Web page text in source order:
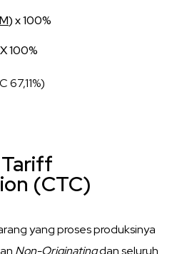
) x 100%
X 100%
67,11%)
(CTC)
yang proses produksinya
Non-Originatingdan seluruh